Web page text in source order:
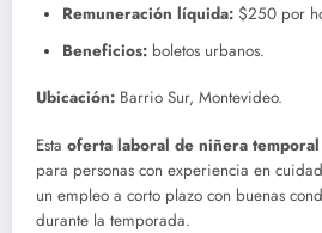
Remuneración líquida: $250 por
Beneficios: boletos urbanos.
Ubicación: Barrio Sur, Montevideo.
Esta oferta laboral de niñera
para personas con experiencia en
un empleo a corto plazo con buenas
durante la temporada.